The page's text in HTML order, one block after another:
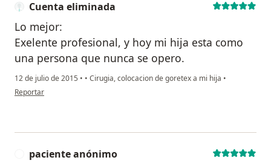
Cuenta eliminada
Lo mejor:
Exelente profesional, y hoy mi hija esta como
una persona que nunca se opero.
12 de julio de 2015 • • Cirugia, colocacion de goretex a mi hija •
en opinión del usuario Cuenta eliminada
Reportar
paciente anónimo